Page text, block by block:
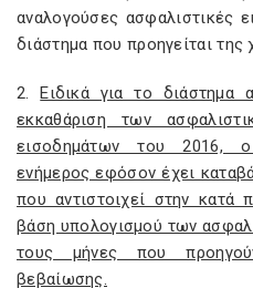
αναλογούσες ασφαλιστικές
διάστημα που προηγείται
2.Ειδικά για το διάστημα
εκκαθάριση των
εισοδημάτων του 2016, ο
ενήμερος εφόσον έχει
που αντιστοιχεί στην κατά
βάση υπολογισμού των
τους μήνες που
βεβαίωσης.